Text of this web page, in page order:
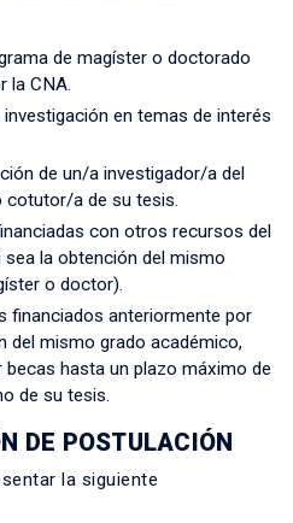
de magíster o doctorado
la CNA.
en temas de interés
de un/a investigador/a del
a de su tesis.
con otros recursos del
la obtención del mismo
o doctor).
financiados anteriormente por
del mismo grado académico,
hasta un plazo máximo de
de su tesis.
DE POSTULACIÓN
la siguiente